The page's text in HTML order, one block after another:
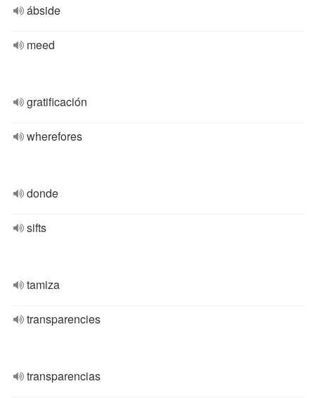
ábside
meed
gratificación
wherefores
donde
sifts
tamiza
transparencies
transparencias